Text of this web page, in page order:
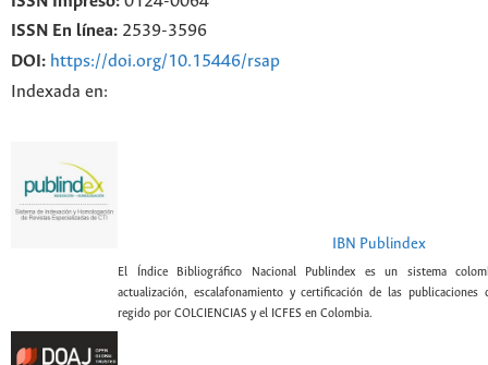
ISSN En línea: 2539-3596
DOI: https://doi.org/10.15446/rsap
Indexada en:
IBN Publindex
El Índice Bibliográfico Nacional Publindex es un sistema
actualización, escalafonamiento y certificación de las publicaciones
regido por COLCIENCIAS y el ICFES en Colombia.